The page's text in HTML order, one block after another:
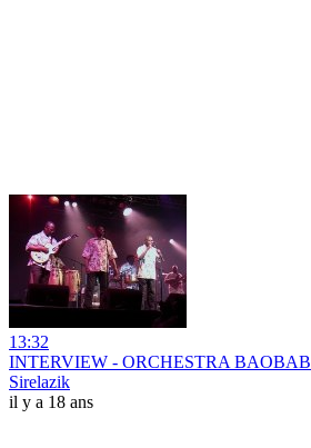
13:32
INTERVIEW - ORCHESTRA BAOBAB
Sirelazik
il y a 18 ans